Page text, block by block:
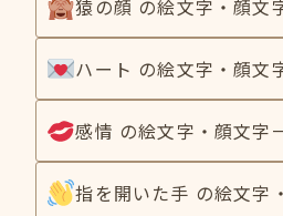
猿の顔 の絵文字・顔文
ハート の絵文字・顔文
感情 の絵文字・顔文字
指を開いた手 の絵文字